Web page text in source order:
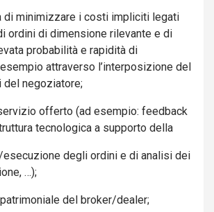
di minimizzare i costi impliciti legati
ordini di dimensione rilevante e di
probabilità e rapidità di
attraverso l’interposizione del
negoziatore;
offerto (ad esempio: feedback
tecnologica a supporto della
degli ordini e di analisi dei
…);
del broker/dealer;